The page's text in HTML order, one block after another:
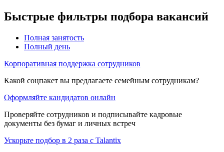
Быстрые фильтры подбора вакансий
Полная занятость
Полный день
Корпоративная поддержка сотрудников
Какой соцпакет вы предлагаете семейным сотрудникам?
Оформляйте кандидатов онлайн
Проверяйте сотрудников и подписывайте кадровые
документы без бумаг и личных встреч
Ускорьте подбор в 2 раза с Talantix